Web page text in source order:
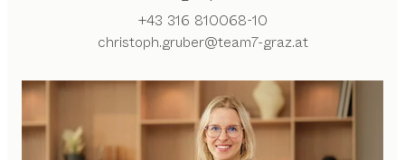
+43 316 810068-10
christoph.gruber@team7-graz.at